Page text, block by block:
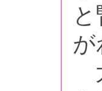
が